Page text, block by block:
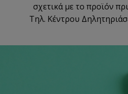
σχετικά με το προϊόν
Τηλ. Κέντρου